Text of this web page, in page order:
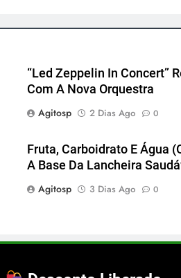
“Led Zeppelin In Concert”
Com A Nova Orquestra
Agitosp
2 Dias Ago 0
Fruta, Carboidrato E Água
A Base Da Lancheira
Agitosp
3 Dias Ago 0